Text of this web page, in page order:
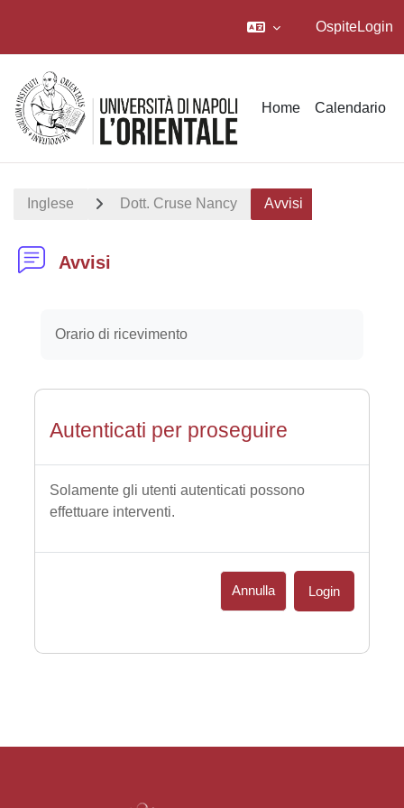
OspiteLogin
Home Calendario
Inglese Dott. Cruse Nancy Avvisi
Avvisi
Orario di ricevimento
Autenticati per proseguire
Solamente gli utenti autenticati possono
effettuare interventi.
Annulla Login